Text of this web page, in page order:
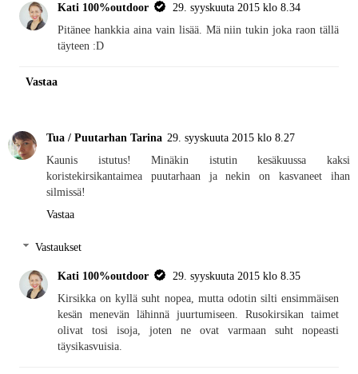
Kati 100%outdoor
29. syyskuuta 2015 klo 8.34
Pitänee hankkia aina vain lisää. Mä niin tukin joka raon tällä
täyteen :D
Vastaa
Tua / Puutarhan Tarina 29. syyskuuta 2015 klo 8.27
Kaunis istutus! Minäkin istutin kesäkuussa kaksi
koristekirsikantaimea puutarhaan ja nekin on kasvaneet ihan
silmissä!
Vastaa
Vastaukset
Kati 100%outdoor
29. syyskuuta 2015 klo 8.35
Kirsikka on kyllä suht nopea, mutta odotin silti ensimmäisen
kesän menevän lähinnä juurtumiseen. Rusokirsikan taimet
olivat tosi isoja, joten ne ovat varmaan suht nopeasti
täysikasvuisia.